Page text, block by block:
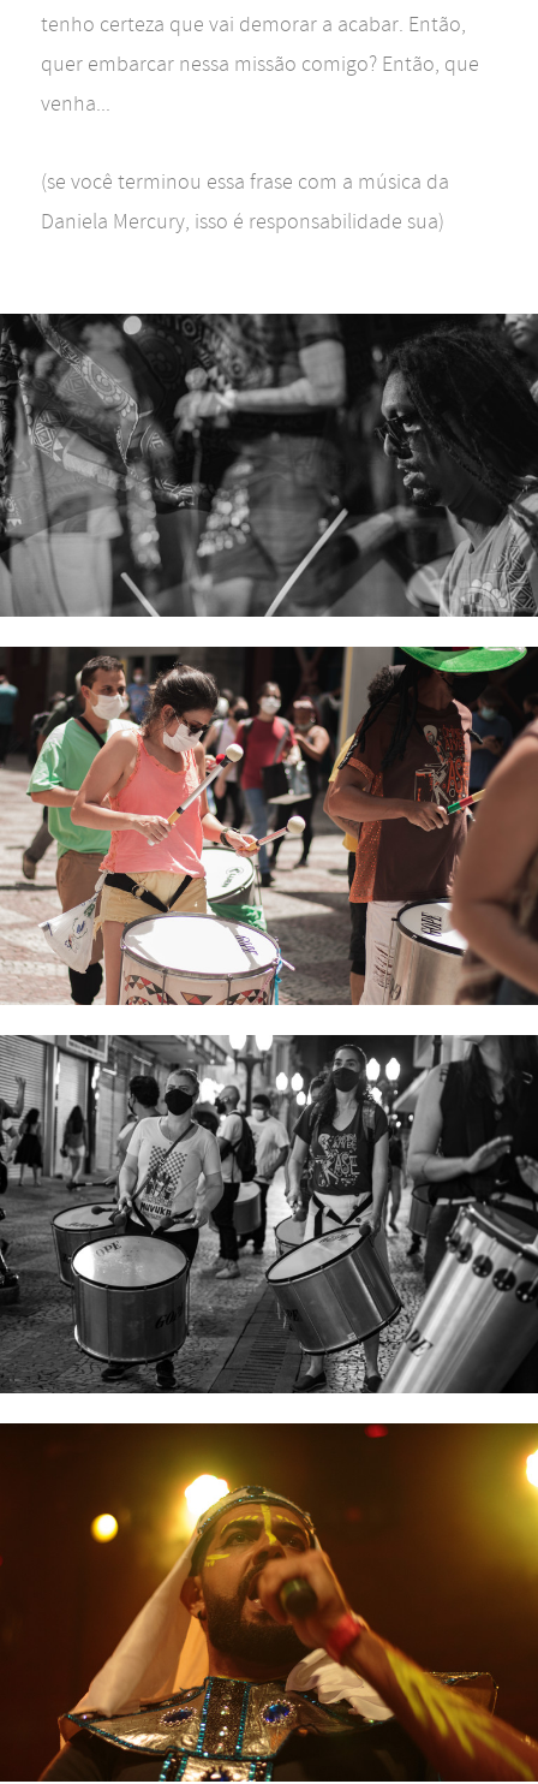
tenho certeza que vai demorar a acabar. Então,
quer embarcar nessa missão comigo? Então, que
venha...
(se você terminou essa frase com a música da
Daniela Mercury, isso é responsabilidade sua)